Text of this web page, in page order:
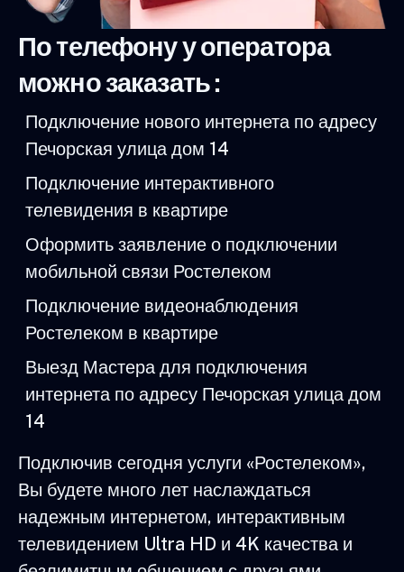
По телефону у оператора
можно заказать :
Подключение нового интернета по адресу
Печорская улица дом 14
Подключение интерактивного
телевидения в квартире
Оформить заявление о подключении
мобильной связи Ростелеком
Подключение видеонаблюдения
Ростелеком в квартире
Выезд Мастера для подключения
интернета по адресу Печорская улица дом
14
Подключив сегодня услуги «Ростелеком»,
Вы будете много лет наслаждаться
надежным интернетом, интерактивным
телевидением Ultra HD и 4K качества и